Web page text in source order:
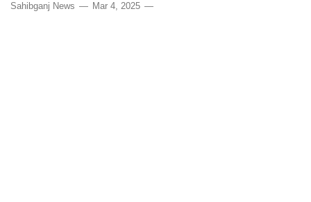
Sahibganj News Mar 4, 2025